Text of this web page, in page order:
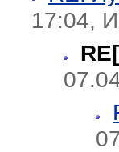
17:04,